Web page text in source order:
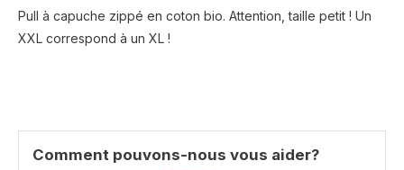
Pull à capuche zippé en coton bio. Attention, taille petit ! Un
XXL correspond à un XL !
Comment pouvons-nous vous aider?